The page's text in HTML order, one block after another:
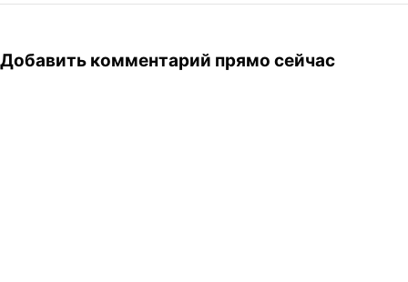
Добавить комментарий прямо сейчас